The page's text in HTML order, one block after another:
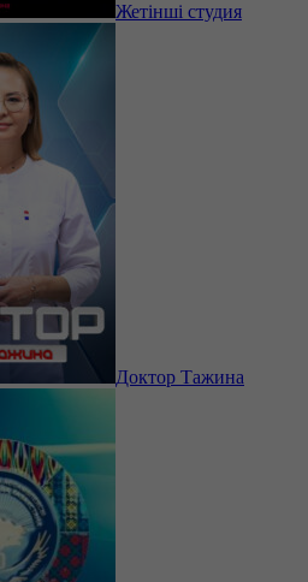
Жетінші студия
Доктор Тажина